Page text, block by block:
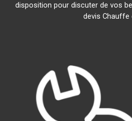
disposition pour discuter de vos
devis Chauffe